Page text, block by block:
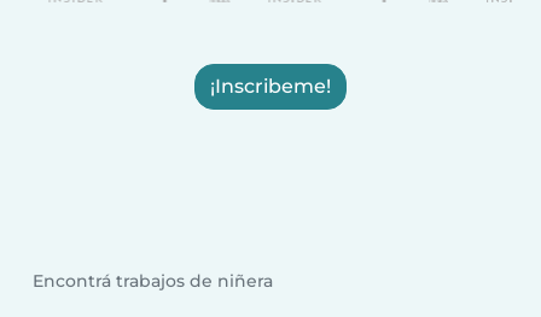
¡Inscribeme!
Encontrá trabajos de niñera